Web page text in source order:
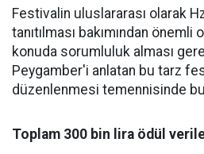
Festivalin uluslararası olarak
tanıtılması bakımından
konuda sorumluluk alması
Peygamber'i anlatan bu tarz
düzenlenmesi temennisinde
Toplam 300 bin lira ödül